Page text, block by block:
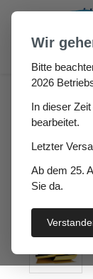
Hauptinhalt
Zur Suche
Fugen &
Wir
Bitte
2026
In dieser
bearbeitet.
Letzter
Ab dem 25.
Sie da.